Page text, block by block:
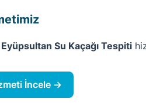
Eyüpsultan Su Kaçağı Tespiti
İncele →